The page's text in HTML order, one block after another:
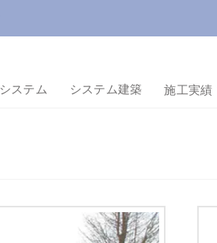
システム システム建築 施工実績